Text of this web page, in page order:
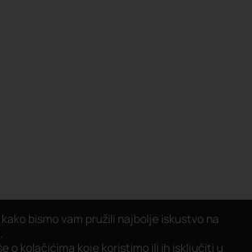
bismo vam pružili najbolje iskustvo na
o kolačićima koje koristimo ili ih isključiti u